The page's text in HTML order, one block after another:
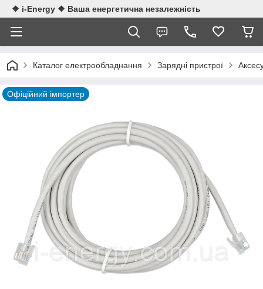
❖ i-Energy ❖ Ваша енергетична незалежність
Каталог електрообладнання Зарядні пристрої
Офіційний імпортер